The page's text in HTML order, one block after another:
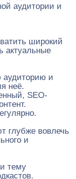
аудитории и
широкий
актуальные
аудиторию и
неё.
SEO-
глубже вовлечь
и
тему